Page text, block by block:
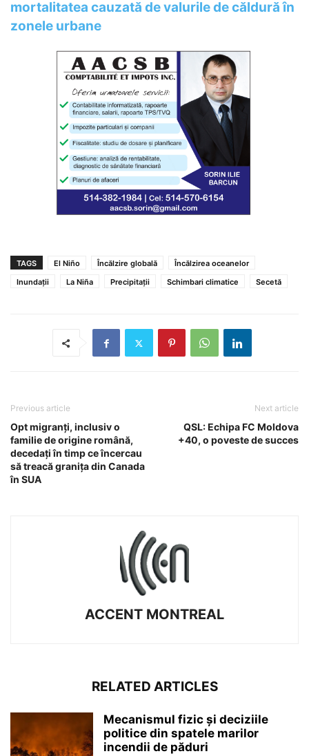
mortalitatea cauzată de valurile de căldură în
zonele urbane
TAGS El Niño Încălzire globală
Încălzirea oceanelor
Inundații
La Niña Precipitații Schimbari climatice Secetă
Previous article
Opt migranți, inclusiv o
familie de origine română,
decedați în timp ce încercau
să treacă granița din Canada
în SUA
Next article
QSL: Echipa FC Moldova
+40, o poveste de succes
ACCENT MONTREAL
RELATED ARTICLES
Mecanismul fizic și deciziile
politice din spatele marilor
incendii de păduri